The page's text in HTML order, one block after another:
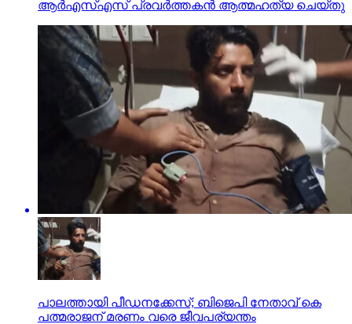
ആര്‍എസ്എസ് പ്രവര്‍ത്തകന്‍ ആത്മഹത്യ ചെയ്തു
പാലത്തായി പീഡനക്കേസ്; ബിജെപി നേതാവ് കെ
പത്മരാജന് മരണം വരെ ജീവപര്യന്തം